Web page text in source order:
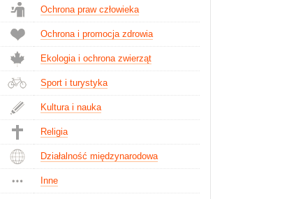
Ochrona praw człowieka
Ochrona i promocja zdrowia
Ekologia i ochrona zwierząt
Sport i turystyka
Kultura i nauka
Religia
Działalność międzynarodowa
Inne